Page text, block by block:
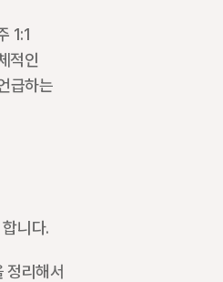
1:1
적인
급하는
니다.
정리해서